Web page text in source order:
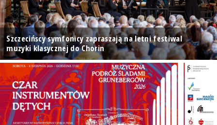
Szczecińscy symfonicy zapraszają na letni festiwal
muzyki klasycznej do Chorin